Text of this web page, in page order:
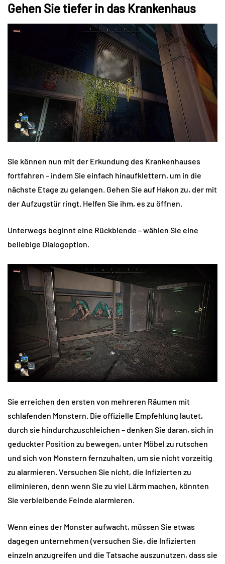
Gehen Sie tiefer in das Krankenhaus
Sie können nun mit der Erkundung des Krankenhauses
fortfahren – indem Sie einfach hinaufklettern, um in die
nächste Etage zu gelangen. Gehen Sie auf Hakon zu, der mit
der Aufzugstür ringt. Helfen Sie ihm, es zu öffnen.
Unterwegs beginnt eine Rückblende – wählen Sie eine
beliebige Dialogoption.
Sie erreichen den ersten von mehreren Räumen mit
schlafenden Monstern. Die offizielle Empfehlung lautet,
durch sie hindurchzuschleichen – denken Sie daran, sich in
geduckter Position zu bewegen, unter Möbel zu rutschen
und sich von Monstern fernzuhalten, um sie nicht vorzeitig
zu alarmieren. Versuchen Sie nicht, die Infizierten zu
eliminieren, denn wenn Sie zu viel Lärm machen, könnten
Sie verbleibende Feinde alarmieren.
Wenn eines der Monster aufwacht, müssen Sie etwas
dagegen unternehmen (versuchen Sie, die Infizierten
einzeln anzugreifen und die Tatsache auszunutzen, dass sie